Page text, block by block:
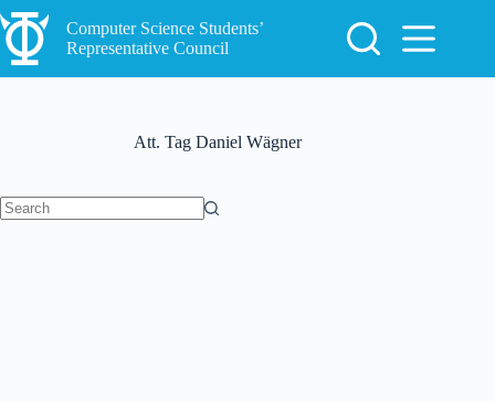
Skip
to
content
Computer Science Students’
Representative Council
Att. Tag Daniel Wägner